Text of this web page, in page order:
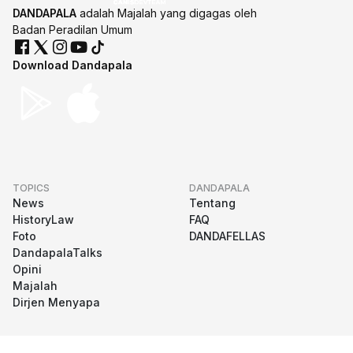
DANDAPALA adalah Majalah yang digagas oleh
Badan Peradilan Umum
Download Dandapala
TOPICS
News
HistoryLaw
Foto
DandapalaTalks
Opini
Majalah
Dirjen Menyapa
DANDAPALA
Tentang
FAQ
DANDAFELLAS